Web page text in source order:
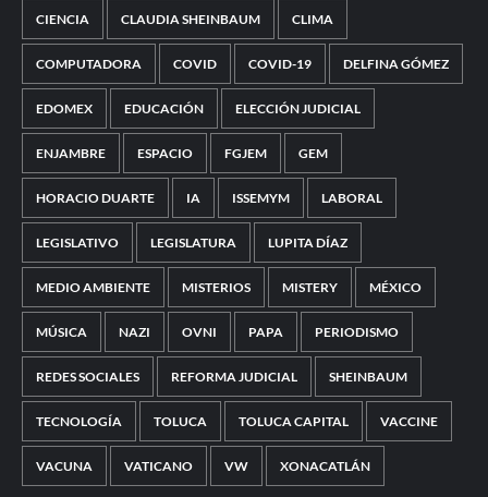
CIENCIA CLAUDIA SHEINBAUM CLIMA
COMPUTADORA COVID COVID-19 DELFINA GÓMEZ
EDOMEX EDUCACIÓN ELECCIÓN JUDICIAL
ENJAMBRE ESPACIO FGJEM GEM
HORACIO DUARTE IA ISSEMYM LABORAL
LEGISLATIVO LEGISLATURA LUPITA DÍAZ
MEDIO AMBIENTE MISTERIOS MISTERY MÉXICO
MÚSICA NAZI OVNI PAPA PERIODISMO
REDES SOCIALES REFORMA JUDICIAL SHEINBAUM
TECNOLOGÍA TOLUCA TOLUCA CAPITAL VACCINE
VACUNA VATICANO VW XONACATLÁN